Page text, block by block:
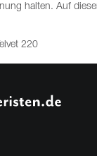
halten. Auf
220